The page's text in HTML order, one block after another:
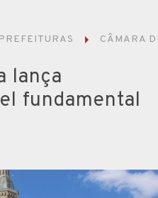
PREFEITURAS CÂMARA
lança
fundamental